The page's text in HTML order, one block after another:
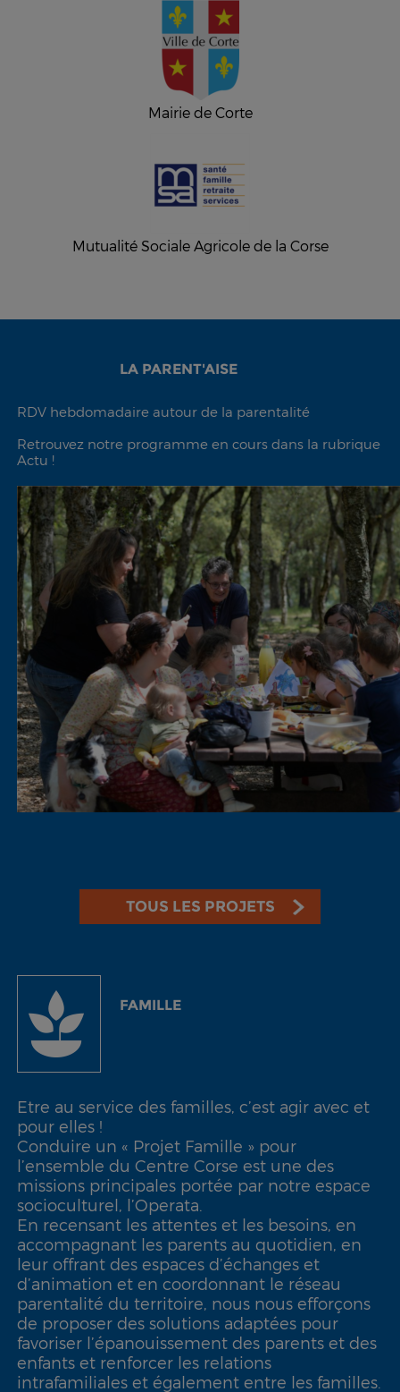
Mairie de Corte
Mutualité Sociale Agricole de la Corse
LA PARENT'AISE
RDV hebdomadaire autour de la parentalité
Retrouvez notre programme en cours dans la rubrique
Actu !
TOUS LES PROJETS
FAMILLE
Etre au service des familles, c’est agir avec et
pour elles !
Conduire un « Projet Famille » pour
l’ensemble du Centre Corse est une des
missions principales portée par notre espace
socioculturel, l’Operata.
En recensant les attentes et les besoins, en
accompagnant les parents au quotidien, en
leur offrant des espaces d’échanges et
d’animation et en coordonnant le réseau
parentalité du territoire, nous nous efforçons
de proposer des solutions adaptées pour
favoriser l’épanouissement des parents et des
enfants et renforcer les relations
intrafamiliales et également entre les familles.